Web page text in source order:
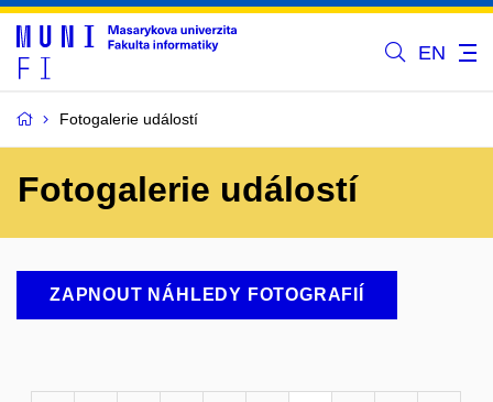
EN
Fotogalerie událostí
Fotogalerie událostí
ZAPNOUT NÁHLEDY FOTOGRAFIÍ